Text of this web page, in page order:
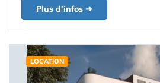
Plus d'infos ➔
LOCATION